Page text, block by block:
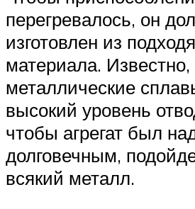
перегревалось, он
изготовлен из
материала. Известно,
металлические
высокий уровень
чтобы агрегат был
долговечным,
всякий металл.